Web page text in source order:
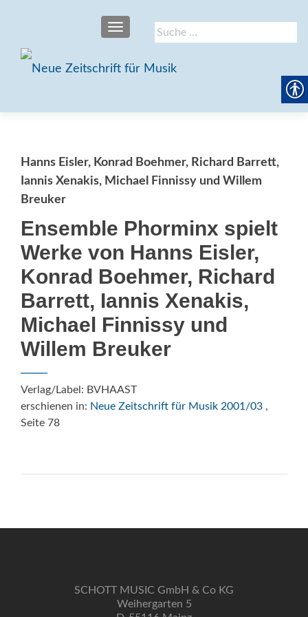
Suche
nach:
SCHALTE NAVIGATION
Hanns Eisler, Konrad Boehmer, Richard Barrett,
Iannis Xenakis, Michael Finnissy und Willem
Breuker
Ensemble Phorminx spielt
Werke von Hanns Eisler,
Konrad Boehmer, Richard
Barrett, Iannis Xenakis,
Michael Finnissy und
Willem Breuker
Verlag/Label: BVHAAST
erschienen in: Neue Zeitschrift für Musik 2001/03 ,
Seite 78
SCHOTT MUSIC GmbH & Co KG
Weihergarten 5